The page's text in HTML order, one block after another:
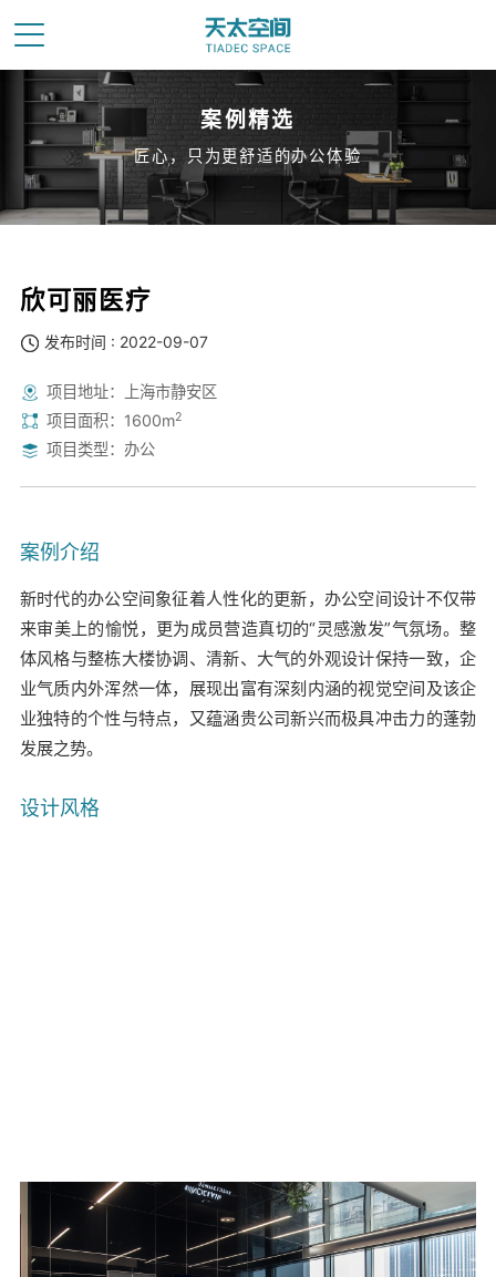
案例精选
匠心，只为更舒适的办公体验
欣可丽医疗
发布时间 : 2022-09-07
项目地址：上海市静安区
项目面积：1600m2
项目类型：办公
案例介绍
新时代的办公空间象征着人性化的更新，办公空间设计不仅带
来审美上的愉悦，更为成员营造真切的“灵感激发”气氛场。整
体风格与整栋大楼协调、清新、大气的外观设计保持一致，企
业气质内外浑然一体，展现出富有深刻内涵的视觉空间及该企
业独特的个性与特点，又蕴涵贵公司新兴而极具冲击力的蓬勃
发展之势。
设计风格